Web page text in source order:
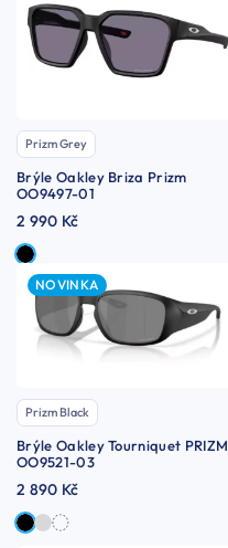
Prizm Grey
Brýle Oakley Briza Prizm
OO9497-01
2 990 Kč
NOVINKA
Prizm Black
Brýle Oakley Tourniquet PRIZM
OO9521-03
2 890 Kč